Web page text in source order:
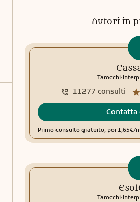
Autori in
Tarocchi.
11277 consulti
Contatta
Primo consulto gratuito, poi 1,65€/
Tarocchi.